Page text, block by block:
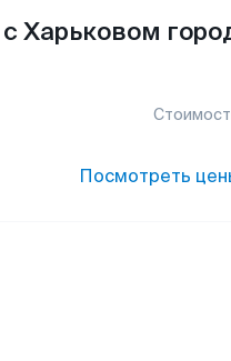
Харьковом
Посмотреть